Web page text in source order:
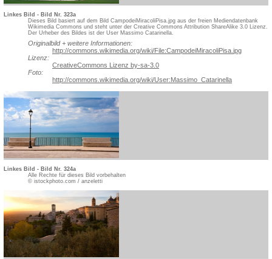
Linkes Bild - Bild Nr. 323a
Dieses Bild basiert auf dem Bild CampodeiMiracoliPisa.jpg aus der freien Mediendatenbank
Wikimedia Commons und steht unter der Creative Commons Attribution ShareAlike 3.0 Lizenz.
Der Urheber des Bildes ist der User Massimo Catarinella.
Originalbild + weitere Informationen:
http://commons.wikimedia.org/wiki/File:CampodeiMiracoliPisa. jpg
Lizenz:
CreativeCommons Lizenz by-sa-3.0
Foto:
http://commons.wikimedia.org/wiki/User:Massimo_Catarinella
Linkes Bild - Bild Nr. 324a
Alle Rechte für dieses Bild vorbehalten
© istockphoto.com / anzeletti